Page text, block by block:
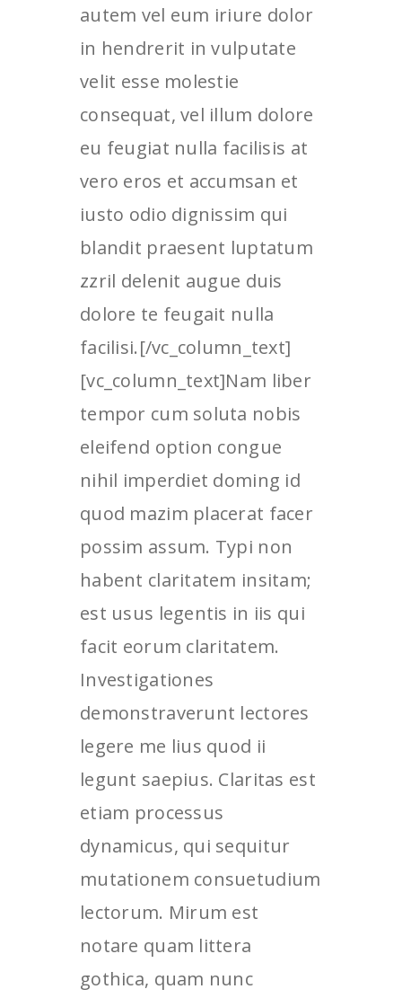
autem vel eum iriure dolor
in hendrerit in vulputate
velit esse molestie
consequat, vel illum dolore
eu feugiat nulla facilisis at
vero eros et accumsan et
iusto odio dignissim qui
blandit praesent luptatum
zzril delenit augue duis
dolore te feugait nulla
facilisi.[/vc_column_text]
[vc_column_text]Nam liber
tempor cum soluta nobis
eleifend option congue
nihil imperdiet doming id
quod mazim placerat facer
possim assum. Typi non
habent claritatem insitam;
est usus legentis in iis qui
facit eorum claritatem.
Investigationes
demonstraverunt lectores
legere me lius quod ii
legunt saepius. Claritas est
etiam processus
dynamicus, qui sequitur
mutationem consuetudium
lectorum. Mirum est
notare quam littera
gothica, quam nunc